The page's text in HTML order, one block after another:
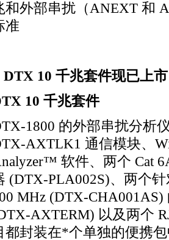
和外部串扰（ANEXT 和
准
10 千兆套件现已上市
10 千兆套件
1800 的外部串扰分析
AXTLK1 通信模块、
软件、两个 Cat
(DTX-PLA002S)、两个
MHz (DTX-
AXTERM) 以及两个
都封装在*个单独的便携